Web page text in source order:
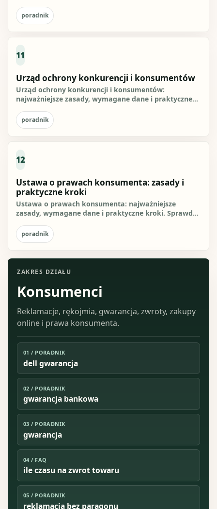
poradnik
11
Urząd ochrony konkurencji i konsumentów
Urząd ochrony konkurencji i konsumentów:
najważniejsze zasady, wymagane dane i praktyczne
poradnik
12
Ustawa o prawach konsumenta: zasady i
praktyczne kroki
Ustawa o prawach konsumenta: najważniejsze
zasady, wymagane dane i praktyczne kroki. Sprawdź,
poradnik
ZAKRES DZIAŁU
Konsumenci
Reklamacje, rękojmia, gwarancja, zwroty, zakupy
online i prawa konsumenta.
01 / PORADNIK
dell gwarancja
02 / PORADNIK
gwarancja bankowa
03 / PORADNIK
gwarancja
04 / FAQ
ile czasu na zwrot towaru
05 / PORADNIK
reklamacja bez paragonu